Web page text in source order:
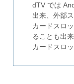
dTV では
出来、外部
カードスロ
ることも出
カードスロ